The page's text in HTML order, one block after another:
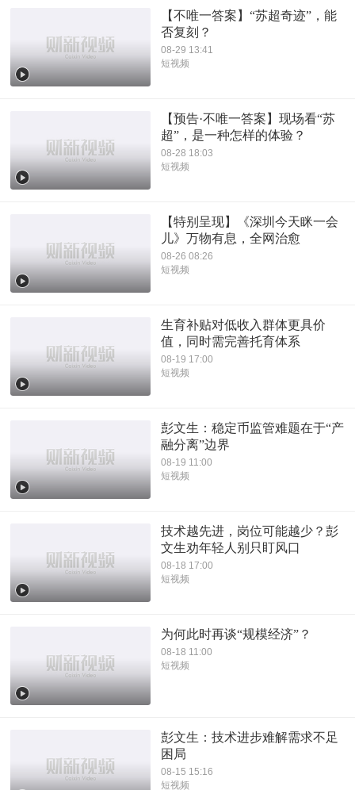
【不唯一答案】“苏超奇迹”，能
否复刻？
08-29 13:41
短视频
【预告·不唯一答案】现场看“苏
超”，是一种怎样的体验？
08-28 18:03
短视频
【特别呈现】《深圳今天眯一会
儿》万物有息，全网治愈
08-26 08:26
短视频
生育补贴对低收入群体更具价
值，同时需完善托育体系
08-19 17:00
短视频
彭文生：稳定币监管难题在于“产
融分离”边界
08-19 11:00
短视频
技术越先进，岗位可能越少？彭
文生劝年轻人别只盯风口
08-18 17:00
短视频
为何此时再谈“规模经济”？
08-18 11:00
短视频
彭文生：技术进步难解需求不足
困局
08-15 15:16
短视频